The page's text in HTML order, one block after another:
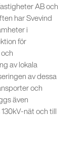
AB och
har Svevind
i
för
av lokala
av dessa
och
även
nät och till